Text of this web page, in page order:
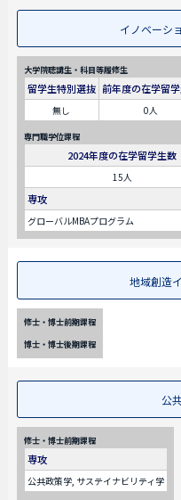
イノベーシ
大学院聴講生・科目等履修生
留学生特別選抜 前年度の在学留
無し 0人
専門職学位課程
2024年度の在学留学生数
15人
専攻
グローバルMBAプログラム
地域創造
修士・博士前期課程
博士・博士後期課程
公
修士・博士前期課程
専攻
公共政策学, サステイナビリティ学